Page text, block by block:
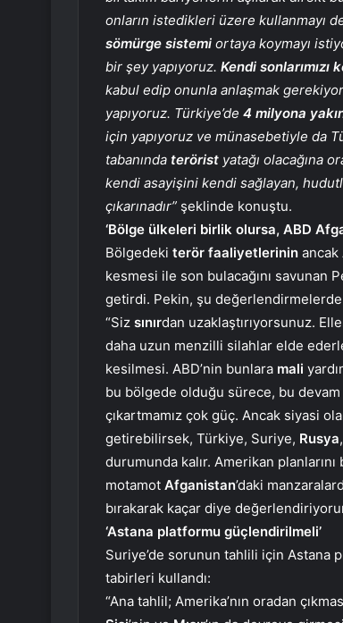
onların istedikleri üzere kullanmayı
sömürge sistemi ortaya koymayı
bir şey yapıyoruz. Kendi sonlarımızı
kabul edip onunla anlaşmak
yapıyoruz. Türkiye’de 4 milyona
için yapıyoruz ve münasebetiyle da
tabanında terörist yatağı olacağına
kendi asayişini kendi sağlayan,
çıkarınadır” şeklinde konuştu.
‘Bölge ülkeleri birlik olursa, ABD
Bölgedeki terör faaliyetlerinin ancak
kesmesi ile son bulacağını savunan
getirdi. Pekin, şu
“Siz sınırdan uzaklaştırıyorsunuz.
daha uzun menzilli silahlar elde
kesilmesi. ABD’nin bunlara mali
bu bölgede olduğu sürece, bu
çıkartmamız çok güç. Ancak siyasi
getirebilirsek, Türkiye, Suriye, Rusya,
durumunda kalır. Amerikan
motamot Afganistan’daki
bırakarak kaçar diye
‘Astana platformu güçlendirilmeli’
Suriye’de sorunun tahlili için
tabirleri kullandı:
“Ana tahlil; Amerika’nın oradan